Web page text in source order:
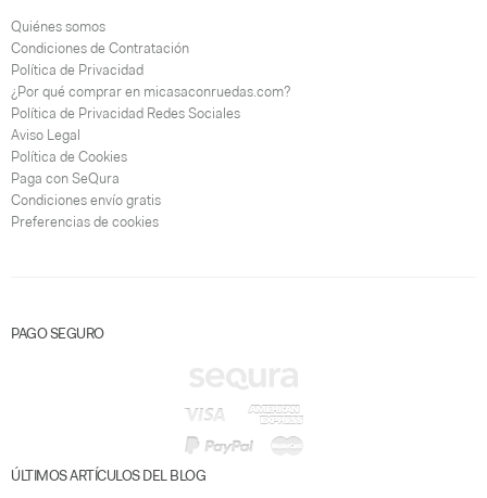
Quiénes somos
Condiciones de Contratación
Política de Privacidad
¿Por qué comprar en micasaconruedas.com?
Política de Privacidad Redes Sociales
Aviso Legal
Política de Cookies
Paga con SeQura
Condiciones envío gratis
Preferencias de cookies
PAGO SEGURO
ÚLTIMOS ARTÍCULOS DEL BLOG